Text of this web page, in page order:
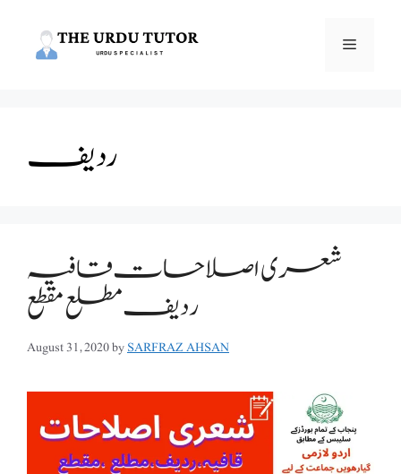
Menu
ردیف
شعری اصلاحات قافیہ
ردیف مطلع مقطع
August 31, 2020bySARFRAZ AHSAN